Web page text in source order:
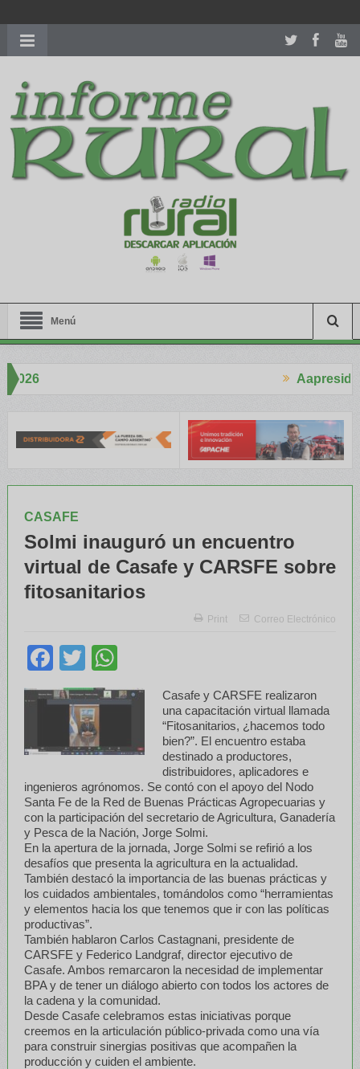
richardmillereplica
women.patekphilippe.tofor sale in usa recognized command with
dining room table ceremony. welcome to our
perfectwatches.is
shop. best youngsexdoll.comwith professional customer
services. 1: 1 design high
https://reallydiamond.com/
Menú
Aapresid
CASAFE
Solmi inauguró un encuentro
virtual de Casafe y CARSFE sobre
fitosanitarios
Print Correo Electrónico
Facebook
Twitter
Casafe y CARSFE realizaron
una capacitación virtual llamada
“Fitosanitarios, ¿hacemos todo
bien?”. El encuentro estaba
destinado a productores,
distribuidores, aplicadores e
ingenieros agrónomos. Se contó con el apoyo del Nodo
Santa Fe de la Red de Buenas Prácticas Agropecuarias y
con la participación del secretario de Agricultura, Ganadería
y Pesca de la Nación, Jorge Solmi.
En la apertura de la jornada, Jorge Solmi se refirió a los
desafíos que presenta la agricultura en la actualidad.
También destacó la importancia de las buenas prácticas y
los cuidados ambientales, tomándolos como “herramientas
y elementos hacia los que tenemos que ir con las políticas
productivas”.
También hablaron Carlos Castagnani, presidente de
CARSFE y Federico Landgraf, director ejecutivo de
Casafe. Ambos remarcaron la necesidad de implementar
BPA y de tener un diálogo abierto con todos los actores de
la cadena y la comunidad.
Desde Casafe celebramos estas iniciativas porque
creemos en la articulación público-privada como una vía
para construir sinergias positivas que acompañen la
producción y cuiden el ambiente.